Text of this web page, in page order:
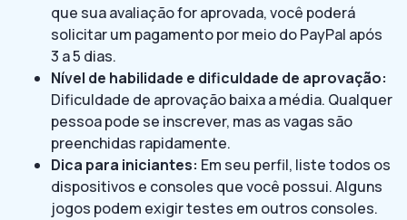
que sua avaliação for aprovada, você poderá
solicitar um pagamento por meio do PayPal após
3 a 5 dias.
Nível de habilidade e dificuldade de aprovação:
Dificuldade de aprovação baixa a média. Qualquer
pessoa pode se inscrever, mas as vagas são
preenchidas rapidamente.
Dica para iniciantes: Em seu perfil, liste todos os
dispositivos e consoles que você possui. Alguns
jogos podem exigir testes em outros consoles.